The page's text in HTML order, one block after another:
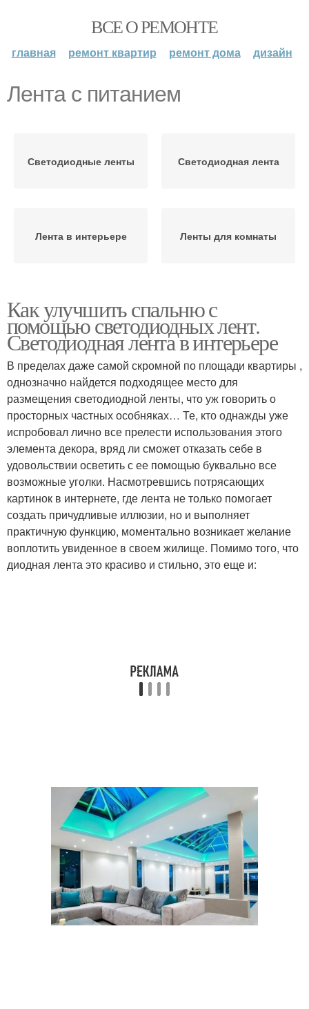
ВСЕ О РЕМОНТЕ
главная ремонт квартир ремонт дома дизайн
Лента с питанием
Светодиодные ленты Светодиодная лента
Лента в интерьере Ленты для комнаты
Как улучшить спальню с
помощью светодиодных лент.
Светодиодная лента в интерьере
В пределах даже самой скромной по площади квартиры ,
однозначно найдется подходящее место для
размещения светодиодной ленты, что уж говорить о
просторных частных особняках… Те, кто однажды уже
испробовал лично все прелести использования этого
элемента декора, вряд ли сможет отказать себе в
удовольствии осветить с ее помощью буквально все
возможные уголки. Насмотревшись потрясающих
картинок в интернете, где лента не только помогает
создать причудливые иллюзии, но и выполняет
практичную функцию, моментально возникает желание
воплотить увиденное в своем жилище. Помимо того, что
диодная лента это красиво и стильно, это еще и: